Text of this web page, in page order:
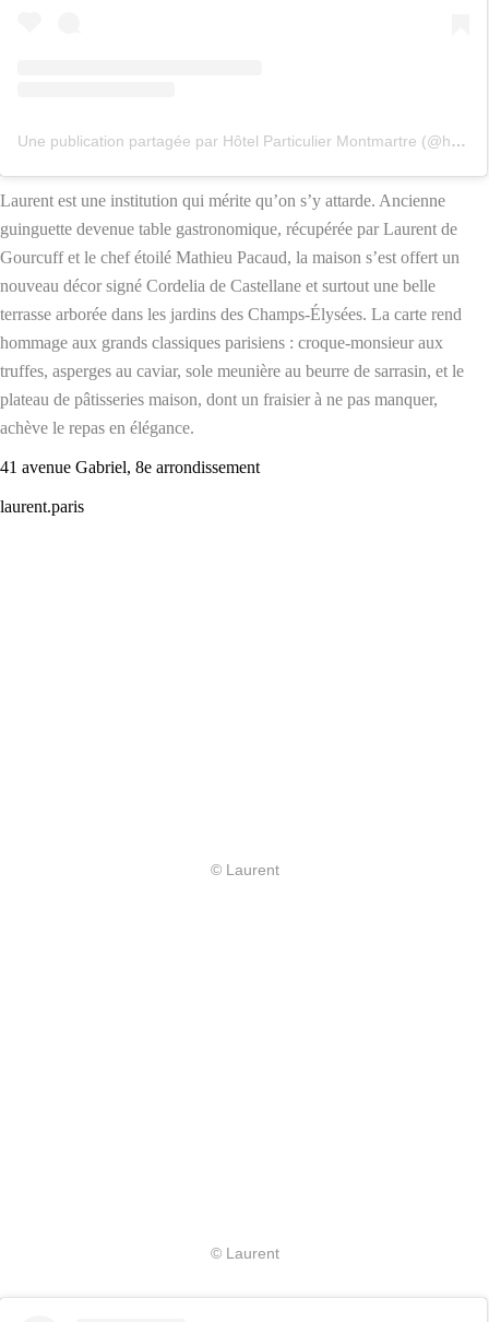
Une publication partagée par Hôtel Particulier Montmartre (@hotelparticuliermontmartre)
Laurent est une institution qui mérite qu’on s’y attarde. Ancienne
guinguette devenue table gastronomique, récupérée par Laurent de
Gourcuff et le chef étoilé Mathieu Pacaud, la maison s’est offert un
nouveau décor signé Cordelia de Castellane et surtout une belle
terrasse arborée dans les jardins des Champs-Élysées. La carte rend
hommage aux grands classiques parisiens : croque-monsieur aux
truffes, asperges au caviar, sole meunière au beurre de sarrasin, et le
plateau de pâtisseries maison, dont un fraisier à ne pas manquer,
achève le repas en élégance.
41 avenue Gabriel, 8e arrondissement
laurent.paris
© Laurent
© Laurent